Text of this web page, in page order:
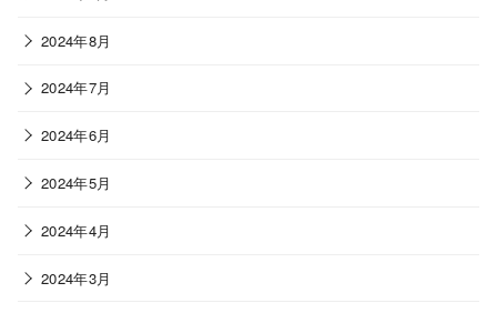
2024年8月
2024年7月
2024年6月
2024年5月
2024年4月
2024年3月